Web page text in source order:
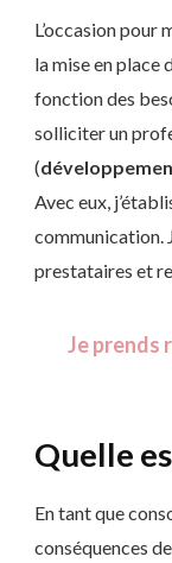
L’occasion pour
la mise en place
fonction des
solliciter un
(
Avec eux,
communication.
prestataires et
Je prends
Quelle
En tant que
conséquences